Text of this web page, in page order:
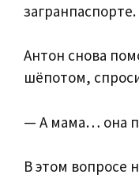
загранпаспорте.
Антон снова
шёпотом,
— А мама… она
В этом вопросе